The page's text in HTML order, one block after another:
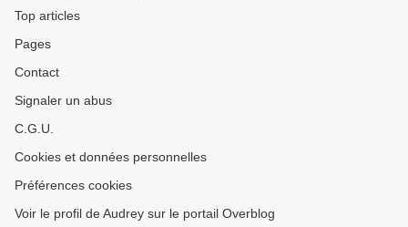
Top articles
Pages
Contact
Signaler un abus
C.G.U.
Cookies et données personnelles
Préférences cookies
Voir le profil de Audrey sur le portail Overblog